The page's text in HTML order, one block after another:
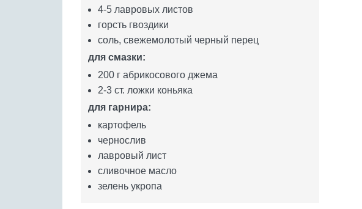
4-5 лавровых листов
горсть гвоздики
соль, свежемолотый черный перец
для смазки:
200 г абрикосового джема
2-3 ст. ложки коньяка
для гарнира:
картофель
чернослив
лавровый лист
сливочное масло
зелень укропа